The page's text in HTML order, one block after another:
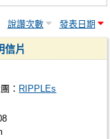
說讚次數 發表日期
信片
： RIPPLEs